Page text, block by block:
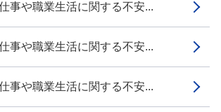
事や職業生活に関する不安...
事や職業生活に関する不安...
事や職業生活に関する不安...